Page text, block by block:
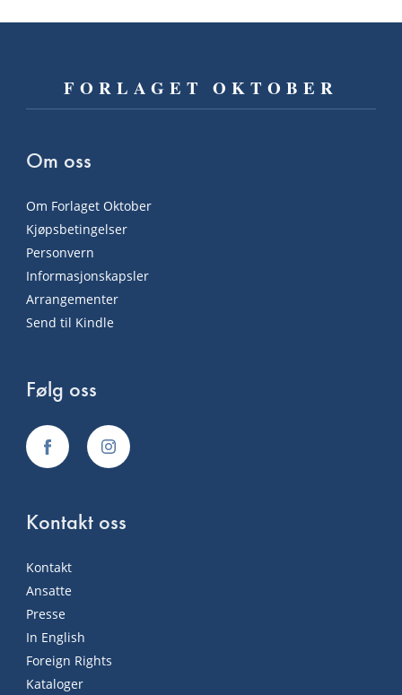
FORLAGET OKTOBER
Om oss
Om Forlaget Oktober
Kjøpsbetingelser
Personvern
Informasjonskapsler
Arrangementer
Send til Kindle
Følg oss
Kontakt oss
Kontakt
Ansatte
Presse
In English
Foreign Rights
Kataloger